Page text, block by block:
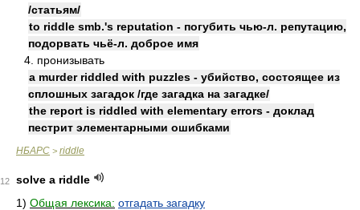
/статьям/
to riddle smb.'s reputation - погубить чью-л. репутацию,
подорвать чьё-л. доброе имя
4. пронизывать
a murder riddled with puzzles - убийство, состоящее из
сплошных загадок /где загадка на загадке/
the report is riddled with elementary errors - доклад
пестрит элементарными ошибками
НБАРС > riddle
12
solve a riddle
1) Общая лексика: отгадать загадку